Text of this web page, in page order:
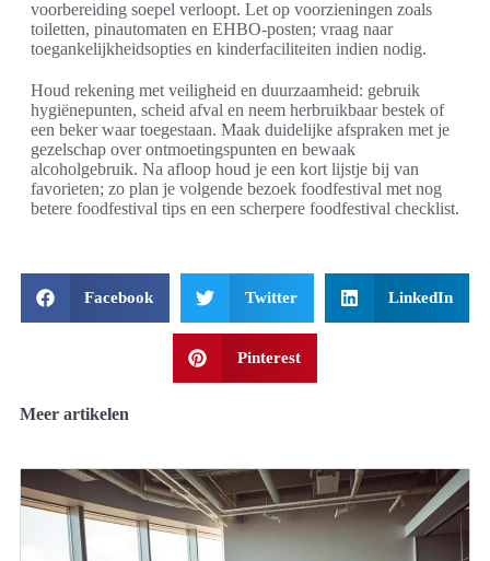
voorbereiding soepel verloopt. Let op voorzieningen zoals
toiletten, pinautomaten en EHBO-posten; vraag naar
toegankelijkheidsopties en kinderfaciliteiten indien nodig.
Houd rekening met veiligheid en duurzaamheid: gebruik
hygiënepunten, scheid afval en neem herbruikbaar bestek of
een beker waar toegestaan. Maak duidelijke afspraken met je
gezelschap over ontmoetingspunten en bewaak
alcoholgebruik. Na afloop houd je een kort lijstje bij van
favorieten; zo plan je volgende bezoek foodfestival met nog
betere foodfestival tips en een scherpere foodfestival checklist.
Facebook Twitter LinkedIn
Pinterest
Meer artikelen